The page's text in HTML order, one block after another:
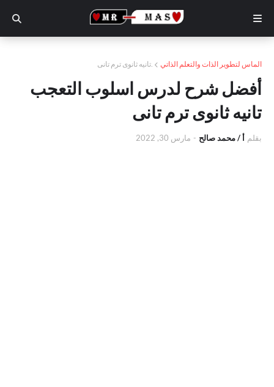
الماس لتطوير الذات والتعلم الذاتي .تانيه ثانوى ترم تانى
أفضل شرح لدرس اسلوب التعجب
تانيه ثانوى ترم تانى
بقلم أ / محمد صالح - مارس 30, 2022